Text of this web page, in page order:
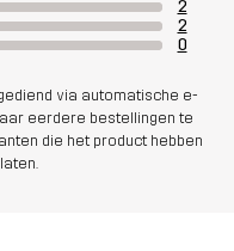
2
2
0
via automatische e-
eerdere bestellingen te
die het product hebben